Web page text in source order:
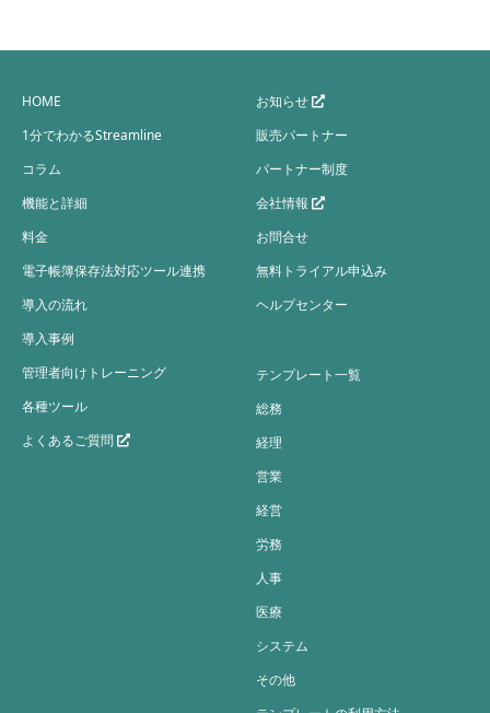
HOME
1分でわかるStreamline
コラム
機能と詳細
料金
電子帳簿保存法対応ツール連携
導入の流れ
導入事例
管理者向けトレーニング
各種ツール
よくあるご質問
お知らせ
販売パートナー
パートナー制度
会社情報
お問合せ
無料トライアル申込み
ヘルプセンター
テンプレート一覧
総務
経理
営業
経営
労務
人事
医療
システム
その他